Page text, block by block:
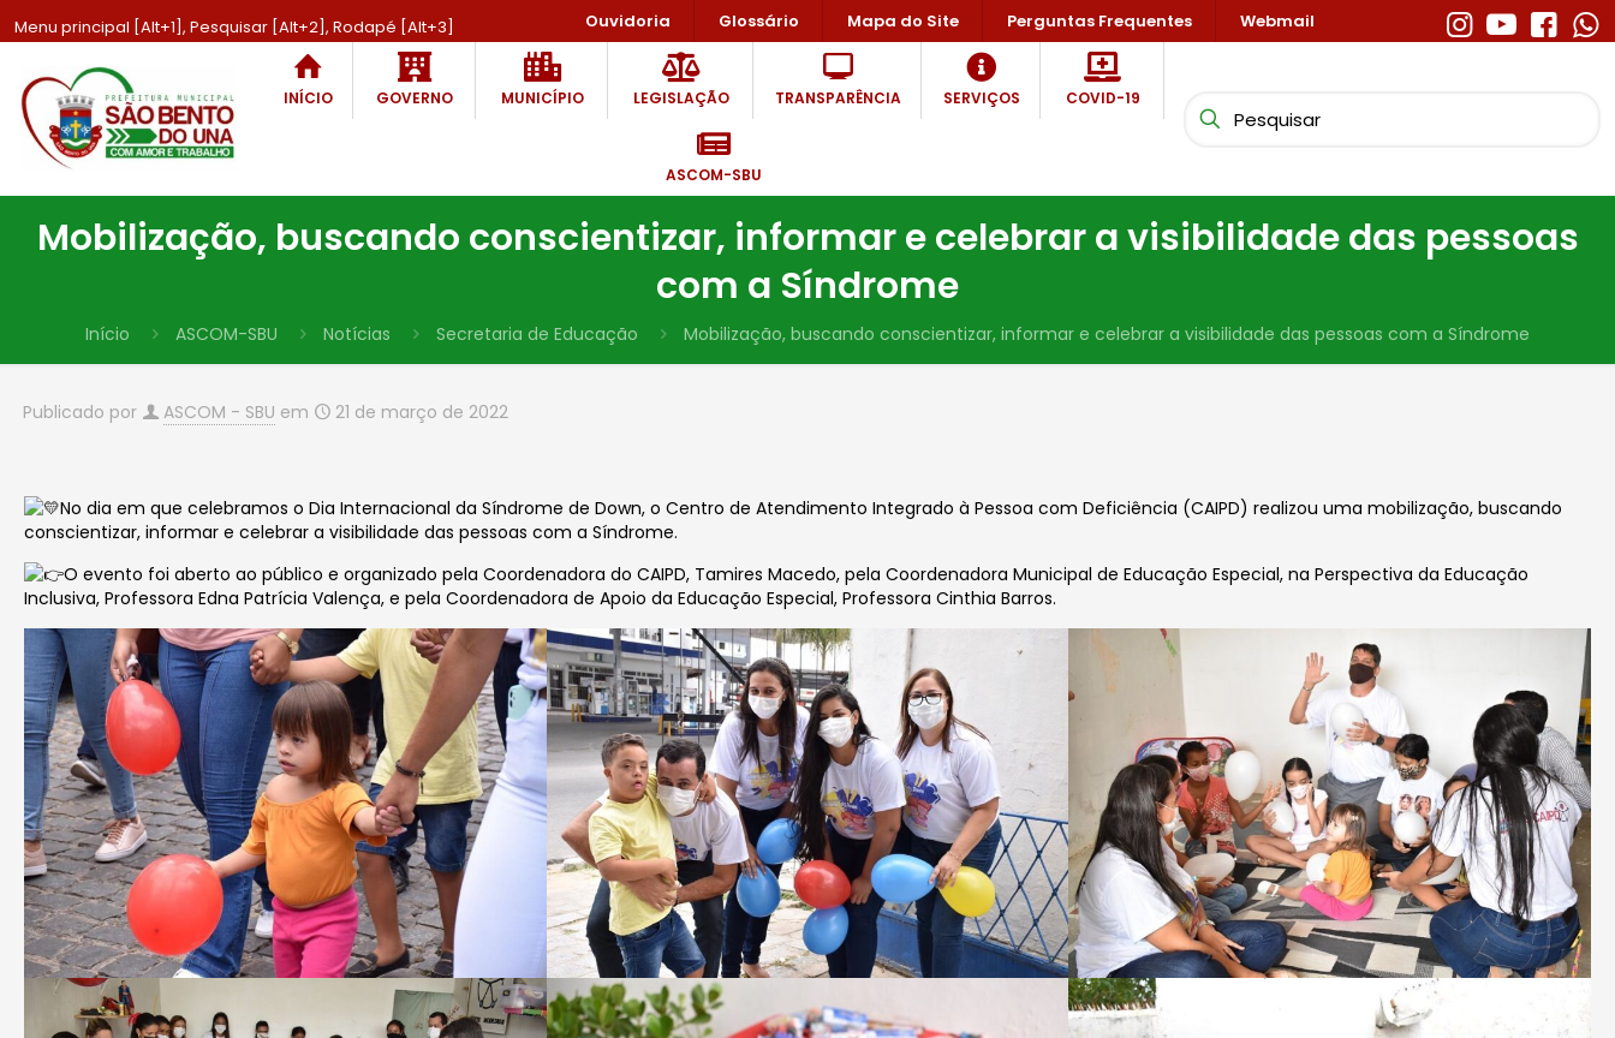
Menu principal [Alt+1], Pesquisar [Alt+2], Rodapé [Alt+3] Ouvidoria Glossário Mapa do Site Perguntas Frequentes Webmail
INÍCIO GOVERNO MUNICÍPIO LEGISLAÇÃO TRANSPARÊNCIA SERVIÇOS COVID-19
ASCOM-SBU
Mobilização, buscando conscientizar, informar e celebrar a visibilidade das pessoas
com a Síndrome
Início ASCOM-SBU Notícias Secretaria de Educação Mobilização, buscando conscientizar, informar e celebrar a visibilidade das pessoas com a Síndrome
Publicado por ASCOM - SBU em 21 de março de 2022
No dia em que celebramos o Dia Internacional da Síndrome de Down, o Centro de Atendimento Integrado à Pessoa com Deficiência (CAIPD) realizou uma mobilização, buscando
conscientizar, informar e celebrar a visibilidade das pessoas com a Síndrome.
O evento foi aberto ao público e organizado pela Coordenadora do CAIPD, Tamires Macedo, pela Coordenadora Municipal de Educação Especial, na Perspectiva da Educação
Inclusiva, Professora Edna Patrícia Valença, e pela Coordenadora de Apoio da Educação Especial, Professora Cinthia Barros.